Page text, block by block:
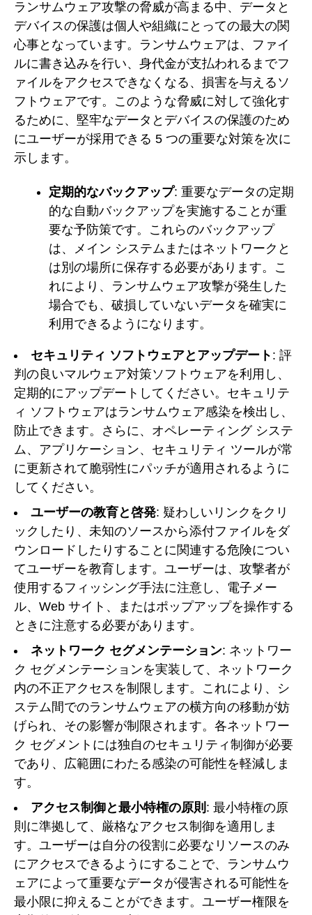
ランサムウェア攻撃の脅威が高まる中、データと
デバイスの保護は個人や組織にとっての最大の関
心事となっています。ランサムウェアは、ファイ
ルに書き込みを行い、身代金が支払われるまでフ
ァイルをアクセスできなくなる、損害を与えるソ
フトウェアです。このような脅威に対して強化す
るために、堅牢なデータとデバイスの保護のため
にユーザーが採用できる 5 つの重要な対策を次に
示します。
定期的なバックアップ: 重要なデータの定期
的な自動バックアップを実施することが重
要な予防策です。これらのバックアップ
は、メイン システムまたはネットワークと
は別の場所に保存する必要があります。こ
れにより、ランサムウェア攻撃が発生した
場合でも、破損していないデータを確実に
利用できるようになります。
セキュリティ ソフトウェアとアップデート : 評
判の良いマルウェア対策ソフトウェアを利用し、
定期的にアップデートしてください。セキュリテ
ィ ソフトウェアはランサムウェア感染を検出し、
防止できます。さらに、オペレーティング システ
ム、アプリケーション、セキュリティ ツールが常
に更新されて脆弱性にパッチが適用されるように
してください。
ユーザーの教育と啓発: 疑わしいリンクをクリ
ックしたり、未知のソースから添付ファイルをダ
ウンロードしたりすることに関連する危険につい
てユーザーを教育します。ユーザーは、攻撃者が
使用するフィッシング手法に注意し、電子メー
ル、Web サイト、またはポップアップを操作する
ときに注意する必要があります。
ネットワーク セグメンテーション: ネットワー
ク セグメンテーションを実装して、ネットワーク
内の不正アクセスを制限します。これにより、シ
ステム間でのランサムウェアの横方向の移動が妨
げられ、その影響が制限されます。各ネットワー
ク セグメントには独自のセキュリティ制御が必要
であり、広範囲にわたる感染の可能性を軽減しま
す。
アクセス制御と最小特権の原則 : 最小特権の原
則に準拠して、厳格なアクセス制御を適用しま
す。ユーザーは自分の役割に必要なリソースのみ
にアクセスできるようにすることで、ランサムウ
ェアによって重要なデータが侵害される可能性を
最小限に抑えることができます。ユーザー権限を